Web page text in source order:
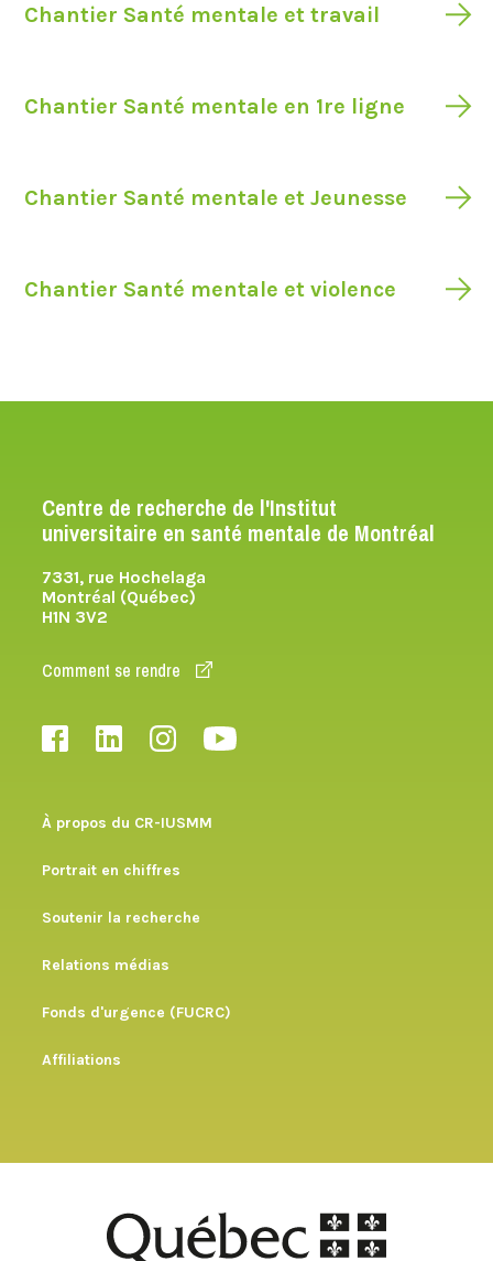
Chantier Santé mentale et travail
Chantier Santé mentale en 1re ligne
Chantier Santé mentale et Jeunesse
Chantier Santé mentale et violence
Centre de recherche de l'Institut
universitaire en santé mentale de Montréal
7331, rue Hochelaga
Montréal (Québec)
H1N 3V2
Comment se rendre
À propos du CR-IUSMM
Portrait en chiffres
Soutenir la recherche
Relations médias
Fonds d'urgence (FUCRC)
Affiliations